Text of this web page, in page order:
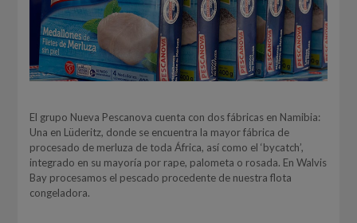
El grupo Nueva Pescanova cuenta con dos fábricas en Namibia:
Una en Lüderitz, donde se encuentra la mayor fábrica de
procesado de merluza de toda África, así como el ‘bycatch’,
integrado en su mayoría por rape, palometa o rosada. En Walvis
Bay procesamos el pescado procedente de nuestra flota
congeladora.